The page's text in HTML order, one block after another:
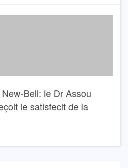
Bell: le Dr Assou
le satisfecit de la